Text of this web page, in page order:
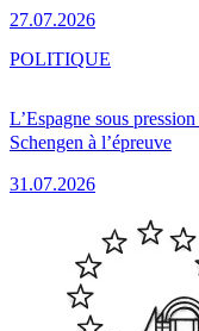
27.07.2026
L’Espagne sous
Schengen à l’épreuve
31.07.2026
POLITIQUE